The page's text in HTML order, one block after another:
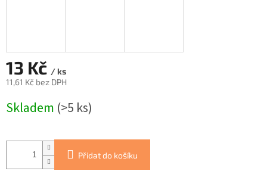
13 Kč / ks
11,61 Kč bez DPH
cena:
Skladem (>5 ks)
Přidat do košíku